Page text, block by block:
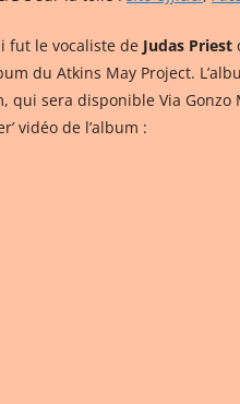
fut le vocaliste de Judas Priest
du Atkins May Project.
qui sera disponible Via
vidéo de l’album :